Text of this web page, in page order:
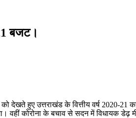
बजट।
देखते हुए उत्तराखंड के वित्तीय वर्ष 2020-21
वहीं कोरोना के बचाव से सदन में विधायक डेढ़